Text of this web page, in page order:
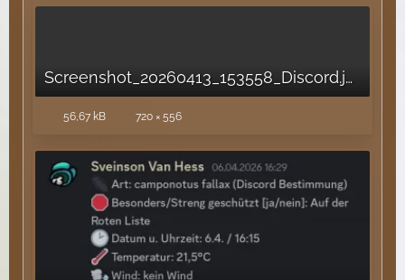
Screenshot_20260413_153558_Discord.jpg
56,67 kB 720 × 556